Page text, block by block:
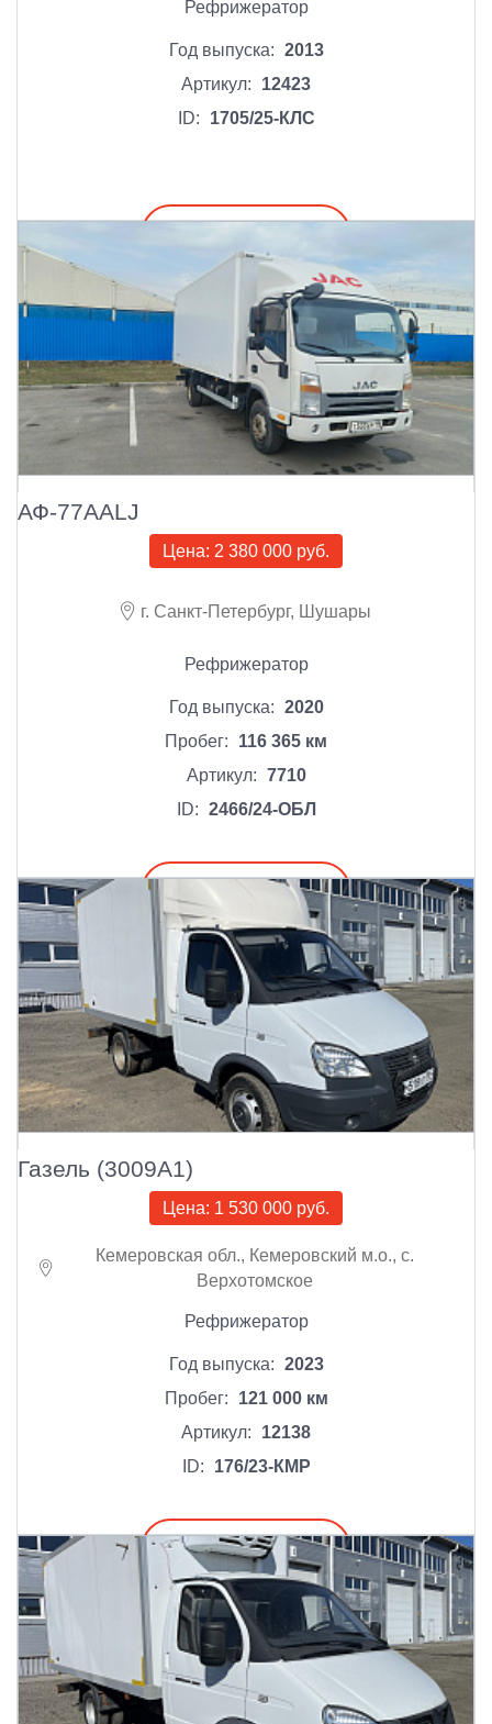
Рефрижератор
Год выпуска: 2013
Артикул:
12423
ID:
1705/25-КЛС
АФ-77AALJ
Цена: 2 380 000 руб.
г. Санкт-Петербург, Шушары
Рефрижератор
Год выпуска: 2020
Пробег:
116 365 км
Артикул: 7710
ID: 2466/24-ОБЛ
Подробнее
Газель (3009A1)
Цена: 1 530 000 руб.
Кемеровская обл., Кемеровский м.о., с.
Верхотомское
Рефрижератор
Год выпуска: 2023
Пробег:
121 000 км
Артикул:
12138
ID:
176/23-КМР
Подробнее